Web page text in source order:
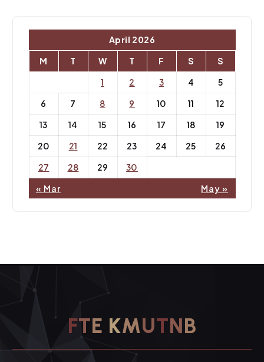
April 2026
M
T W T F S
S
1
2 3 4
5
6
7 8 9 10 11
12
13
14 15 16 17 18
19
20
21 22 23 24 25
26
27
28 29 30
« Mar May »
FTE KMUTNB